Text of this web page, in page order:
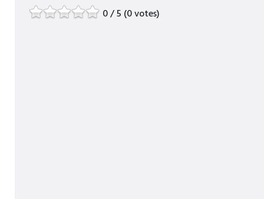
0 / 5 (0 votes)